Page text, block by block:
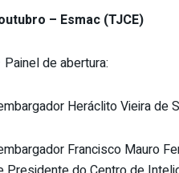
– Esmac (TJCE)
de abertura:
Heráclito Vieira de
Francisco Mauro